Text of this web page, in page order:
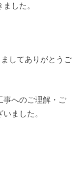
した。
してありがとうご
事へのご理解・ご
ました。